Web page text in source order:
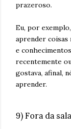
prazeroso.
Eu, por
aprender coisas
e
recentemente
gostava, afinal,
aprender.
9) Fora da